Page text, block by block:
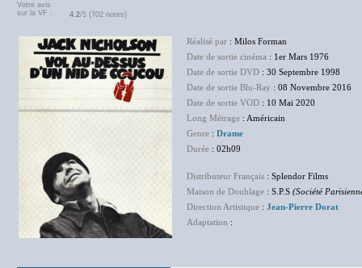
Votre avis
sur la VF :
4.2/5 (702 notes)
Réalisé par : Milos Forman
Date de sortie cinéma : 1er Mars 1976
Date de sortie DVD : 30 Septembre 1998
Date de sortie Blu-Ray : 08 Novembre 2016
Date de sortie VOD : 10 Mai 2020
Long Métrage : Américain
Genre : Drame
Durée : 02h09
Distributeur Français : Splendor Films
Maison de Doublage : S.P.S (Société
Direction Artistique : Jean-Pierre Dorat
Adaptation :